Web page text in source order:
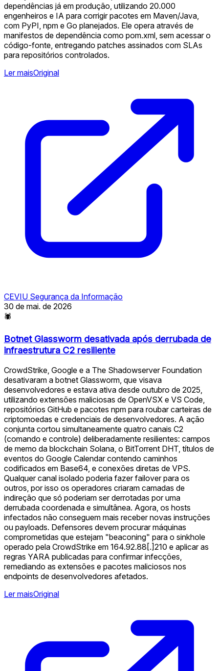
dependências já em produção, utilizando 20.000
engenheiros e IA para corrigir pacotes em Maven/Java,
com PyPI, npm e Go planejados. Ele opera através de
manifestos de dependência como pom.xml, sem acessar o
código-fonte, entregando patches assinados com SLAs
para repositórios controlados.
Ler maisOriginal
CEVIU Segurança da Informação
30 de mai. de 2026
🕷
Botnet Glassworm desativada após derrubada de
infraestrutura C2 resiliente
CrowdStrike, Google e a The Shadowserver Foundation
desativaram a botnet Glassworm, que visava
desenvolvedores e estava ativa desde outubro de 2025,
utilizando extensões maliciosas de OpenVSX e VS Code,
repositórios GitHub e pacotes npm para roubar carteiras de
criptomoedas e credenciais de desenvolvedores. A ação
conjunta cortou simultaneamente quatro canais C2
(comando e controle) deliberadamente resilientes: campos
de memo da blockchain Solana, o BitTorrent DHT, títulos de
eventos do Google Calendar contendo caminhos
codificados em Base64, e conexões diretas de VPS.
Qualquer canal isolado poderia fazer failover para os
outros, por isso os operadores criaram camadas de
indireção que só poderiam ser derrotadas por uma
derrubada coordenada e simultânea. Agora, os hosts
infectados não conseguem mais receber novas instruções
ou payloads. Defensores devem procurar máquinas
comprometidas que estejam "beaconing" para o sinkhole
operado pela CrowdStrike em 164.92.88[.]210 e aplicar as
regras YARA publicadas para confirmar infecções,
remediando as extensões e pacotes maliciosos nos
endpoints de desenvolvedores afetados.
Ler maisOriginal